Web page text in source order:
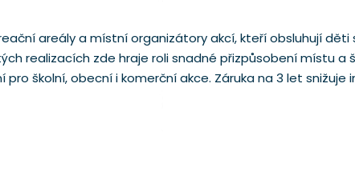
areály a místní organizátory akcí, kteří obsluhují
realizacích zde hraje roli snadné přizpůsobení místu a
školní, obecní i komerční akce. Záruka na 3 let